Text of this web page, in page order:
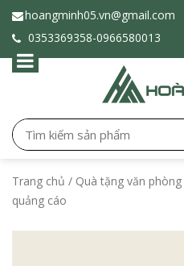
hoangminh05.vn@gmail.com
0353369358-0966580013
Trang chủ / Quà tặng văn phòng
quảng cáo